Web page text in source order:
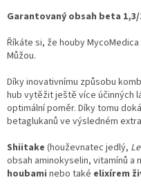
Garantovaný obsah beta 1,3/
Říkáte si, že houby
Můžou.
Díky inovativnímu způsobu
hub vytěžit ještě více účinných
optimální poměr. Díky tomu
betaglukanů ve výsledném
Shiitake (houževnatec jedlý,
obsah aminokyselin, vitamínů a
houbami nebo také elixírem